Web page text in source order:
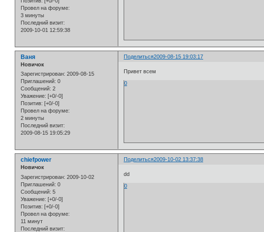
Провел на форуме:
3 минуты
Последний визит:
2009-10-01 12:59:38
Поделиться2009-08-15 19:03:17
Ваня
Новичок
Зарегистрирован: 2009-08-15
Приглашений: 0
Сообщений: 2
Уважение: [+0/-0]
Позитив: [+0/-0]
Провел на форуме:
2 минуты
Последний визит:
2009-08-15 19:05:29
Привет всем
0
Поделиться2009-10-02 13:37:38
chiefpower
Новичок
Зарегистрирован: 2009-10-02
Приглашений: 0
Сообщений: 5
Уважение: [+0/-0]
Позитив: [+0/-0]
Провел на форуме:
11 минут
Последний визит:
dd
0